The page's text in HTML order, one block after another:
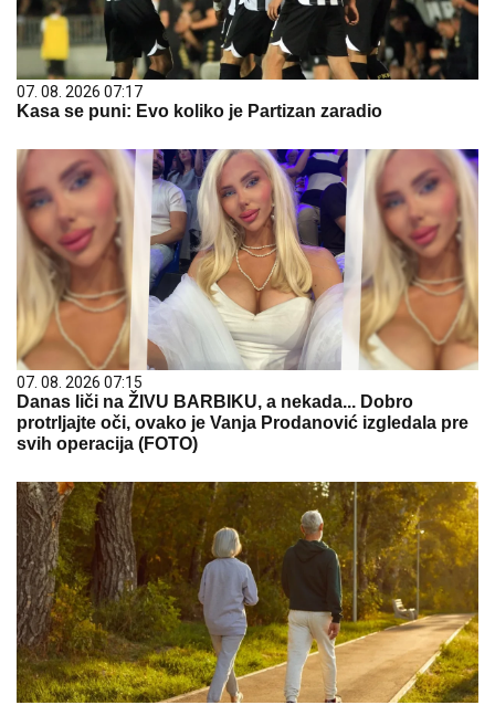
07. 08. 2026 07:17
Kasa se puni: Evo koliko je Partizan zaradio
07. 08. 2026 07:15
Danas liči na ŽIVU BARBIKU, a nekada... Dobro
protrljajte oči, ovako je Vanja Prodanović izgledala pre
svih operacija (FOTO)